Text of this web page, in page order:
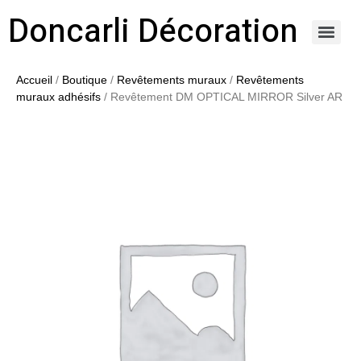
Doncarli Décoration
Accueil / Boutique / Revêtements muraux / Revêtements
muraux adhésifs / Revêtement DM OPTICAL MIRROR Silver AR